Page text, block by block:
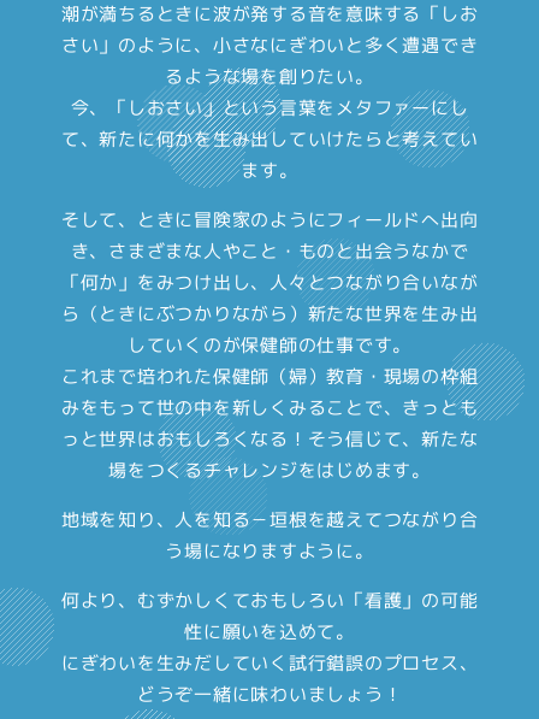
潮が満ちるときに波が発する音を意味する「しお
さい」のように、 小さなにぎわいと多く遭遇でき
るような場を創りたい。
今、「しおさい」という言葉をメタファーにし
て、新たに何かを生み出していけたらと考えてい
ます。
そして、ときに冒険家のようにフィールドへ出向
き、さまざまな人やこと・ものと出会うなかで
「何か」をみつけ出し、人々とつながり合いなが
ら（ときにぶつかりながら）新たな世界を生み出
していくのが保健師の仕事です。
これまで培われた保健師（婦）教育・現場の枠組
みをもって世の中を新しくみることで、きっとも
っと世界はおもしろくなる！そう信じて、新たな
場をつくるチャレンジをはじめます。
地域を知り、人を知る－垣根を越えてつながり合
う場になりますように。
何より、むずかしくておもしろい「看護」の可能
性に願いを込めて。
にぎわいを生みだしていく試行錯誤のプロセス、
どうぞ一緒に味わいましょう！